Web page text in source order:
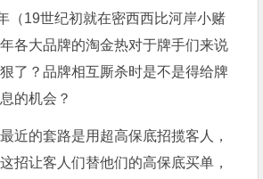
（19世纪初就在密西西比河岸小赌
各大品牌的淘金热对于牌手们来说
了？品牌相互厮杀时是不是得给牌
的机会？
近的套路是用超高保底招揽客人，
招让客人们替他们的高保底买单，